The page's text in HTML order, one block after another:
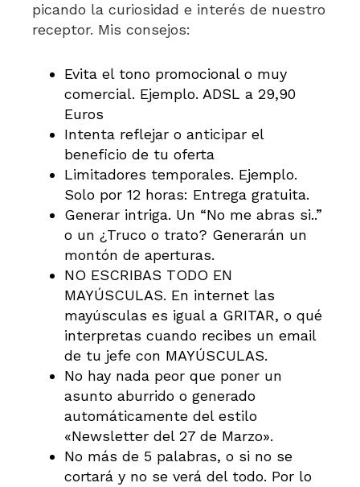
picando la curiosidad e interés de nuestro
receptor. Mis consejos:
Evita el tono promocional o muy
comercial. Ejemplo. ADSL a 29,90
Euros
Intenta reflejar o anticipar el
beneficio de tu oferta
Limitadores temporales. Ejemplo.
Solo por 12 horas: Entrega gratuita.
Generar intriga. Un “No me abras si..”
o un ¿Truco o trato? Generarán un
montón de aperturas.
NO ESCRIBAS TODO EN
MAYÚSCULAS. En internet las
mayúsculas es igual a GRITAR, o qué
interpretas cuando recibes un email
de tu jefe con MAYÚSCULAS.
No hay nada peor que poner un
asunto aburrido o generado
automáticamente del estilo
«Newsletter del 27 de Marzo».
No más de 5 palabras, o si no se
cortará y no se verá del todo. Por lo